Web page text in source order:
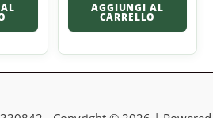
AGGIUNGI AL
CARRELLO